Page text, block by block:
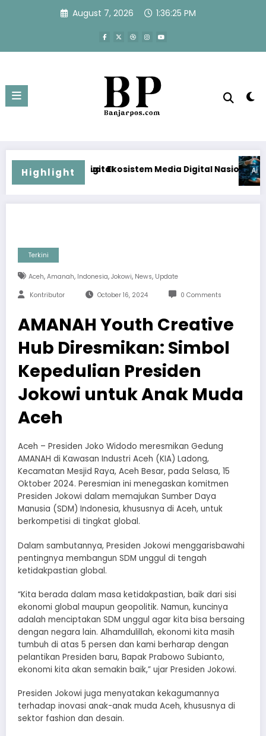
August 7, 2026 1:36:26 PM
Highlight
Media Digital Nasional Hadapi Perang Algoritma AI
Menjawab Perang
Terkini
Aceh, Amanah, Indonesia, Jokowi, News, Update
Kontributor October 16, 2024 0 Comments
AMANAH Youth Creative
Hub Diresmikan: Simbol
Kepedulian Presiden
Jokowi untuk Anak Muda
Aceh
Aceh – Presiden Joko Widodo meresmikan Gedung
AMANAH di Kawasan Industri Aceh (KIA) Ladong,
Kecamatan Mesjid Raya, Aceh Besar, pada Selasa, 15
Oktober 2024. Peresmian ini menegaskan komitmen
Presiden Jokowi dalam memajukan Sumber Daya
Manusia (SDM) Indonesia, khususnya di Aceh, untuk
berkompetisi di tingkat global.
Dalam sambutannya, Presiden Jokowi menggarisbawahi
pentingnya membangun SDM unggul di tengah
ketidakpastian global.
“Kita berada dalam masa ketidakpastian, baik dari sisi
ekonomi global maupun geopolitik. Namun, kuncinya
adalah menciptakan SDM unggul agar kita bisa bersaing
dengan negara lain. Alhamdulillah, ekonomi kita masih
tumbuh di atas 5 persen dan kami berharap dengan
pelantikan Presiden baru, Bapak Prabowo Subianto,
ekonomi kita akan semakin baik,” ujar Presiden Jokowi.
Presiden Jokowi juga menyatakan kekagumannya
terhadap inovasi anak-anak muda Aceh, khususnya di
sektor fashion dan desain.